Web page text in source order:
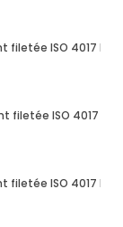
ISO 4017 M10
ISO 4017 M10 X
ISO 4017 M10 X